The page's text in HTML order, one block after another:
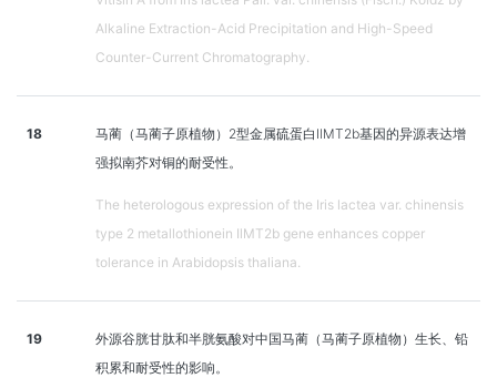
Alkaline Extraction-Acid Precipitation and High-Speed
Counter-Current Chromatography.
18
马蔺（马蔺子原植物）2型金属硫蛋白IlMT2b基因的异源表达增
强拟南芥对铜的耐受性。
The heterologous expression of the Iris lactea var. chinensis
type 2 metallothionein IlMT2b gene enhances copper
tolerance in Arabidopsis thaliana.
19
外源谷胱甘肽和半胱氨酸对中国马蔺（马蔺子原植物）生长、铅
积累和耐受性的影响。